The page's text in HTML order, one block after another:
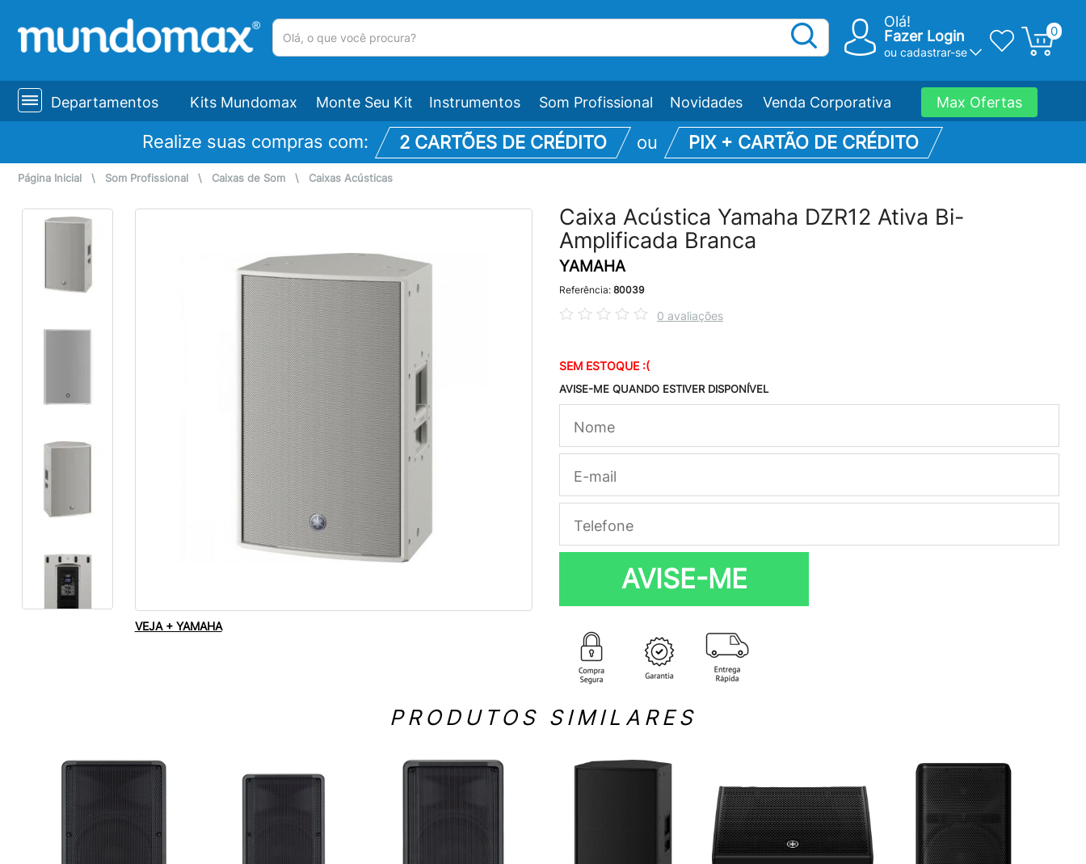
Olá!
Fazer Login
ou cadastrar-se
0
Departamentos Kits Mundomax Monte Seu Kit Instrumentos Som Profissional Novidades Venda Corporativa Max Ofertas
Realize suas compras com: 2 CARTÕES DE CRÉDITO ou PIX + CARTÃO DE CRÉDITO
Página Inicial \ Som Profissional \ Caixas de Som \ Caixas Acústicas
VEJA + YAMAHA
Caixa Acústica Yamaha DZR12 Ativa Bi-
Amplificada Branca
YAMAHA
Referência: 80039
0 avaliações
SEM ESTOQUE :(
AVISE-ME QUANDO ESTIVER DISPONÍVEL
AVISE-ME
PRODUTOS SIMILARES